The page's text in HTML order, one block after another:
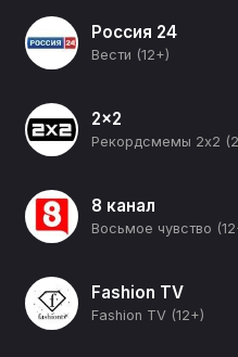
Россия 24
Вести (12+)
2x2
Рекордсмемы 2х2
8 канал
Восьмое чувство
Fashion TV
Fashion TV (12+)